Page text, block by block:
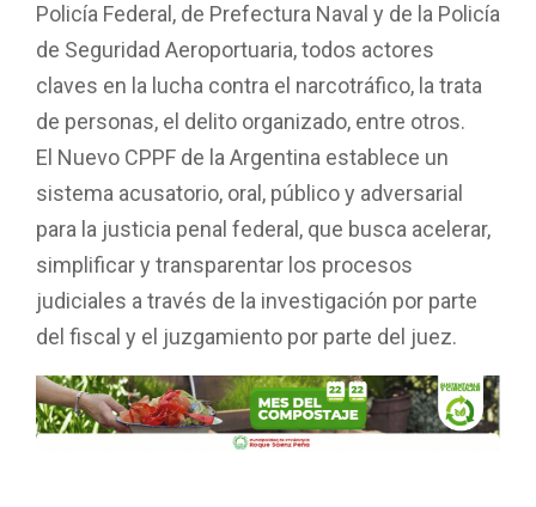
Policía Federal, de Prefectura Naval y de la Policía
de Seguridad Aeroportuaria, todos actores
claves en la lucha contra el narcotráfico, la trata
de personas, el delito organizado, entre otros.
El Nuevo CPPF de la Argentina establece un
sistema acusatorio, oral, público y adversarial
para la justicia penal federal, que busca acelerar,
simplificar y transparentar los procesos
judiciales a través de la investigación por parte
del fiscal y el juzgamiento por parte del juez.